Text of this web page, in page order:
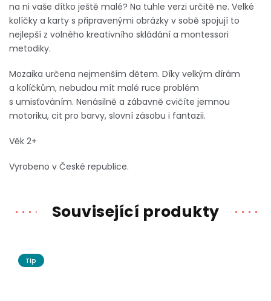
na ni vaše dítko ještě malé? Na tuhle verzi určitě ne. Velké
kolíčky a karty s připravenými obrázky v sobě spojují to
nejlepší z volného kreativního skládání a montessori
metodiky.
Mozaika určena nejmenším dětem. Díky velkým dírám
a kolíčkům, nebudou mít malé ruce problém
s umisťováním. Nenásilně a zábavně cvičíte jemnou
motoriku, cit pro barvy, slovní zásobu i fantazii.
Věk 2+
Vyrobeno v České republice.
Související produkty
Tip